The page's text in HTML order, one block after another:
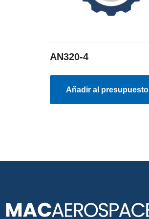
AN320-4
Añadir al presupuesto